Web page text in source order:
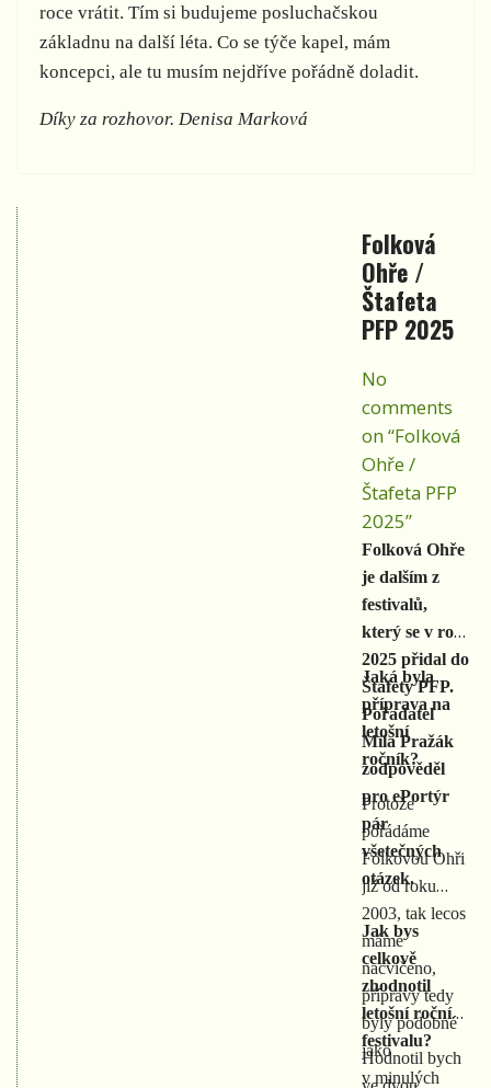
roce vrátit. Tím si budujeme posluchačskou
základnu na další léta. Co se týče kapel, mám
koncepci, ale tu musím nejdříve pořádně doladit.
Díky za rozhovor. Denisa Marková
Folková
Ohře /
Štafeta
PFP 2025
No
comments
on “Folková
Ohře /
Štafeta PFP
2025”
Folková Ohře
je dalším z
festivalů,
který se v roce
2025 přidal do
Štafety PFP.
Pořadatel
Míla Pražák
zodpověděl
pro ePortýr
pár
všetečných
otázek.
Jaká byla
příprava na
letošní
ročník?
Protože
pořádáme
Folkovou Ohři
již od roku
2003, tak lecos
máme
nacvičeno,
přípravy tedy
byly podobné
jako
v minulých
Jak bys
celkově
zhodnotil
letošní ročník
festivalu?
Hodnotil bych